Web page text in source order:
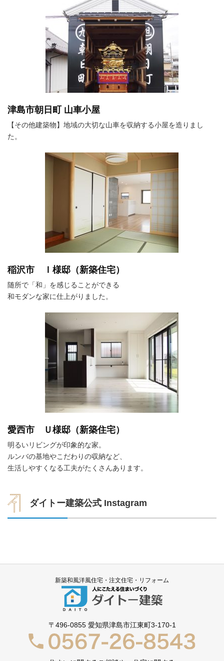
津島市朝日町 山車小屋
【その他建築物】地域の大切な山車を収納する小屋を造りまし
た。
稲沢市 Ｉ様邸（新築住宅）
随所で「和」を感じることができる
和モダンな家に仕上がりました。
愛西市 Ｕ様邸（新築住宅）
明るいリビングが印象的な家。
ルンバの基地やこだわりの収納など、
生活しやすくなる工夫がたくさんあります。
ダイトー建築公式 Instagram
新築和風洋風住宅・注文住宅・リフォーム
〒496-0855 愛知県津島市江東町3-170-1